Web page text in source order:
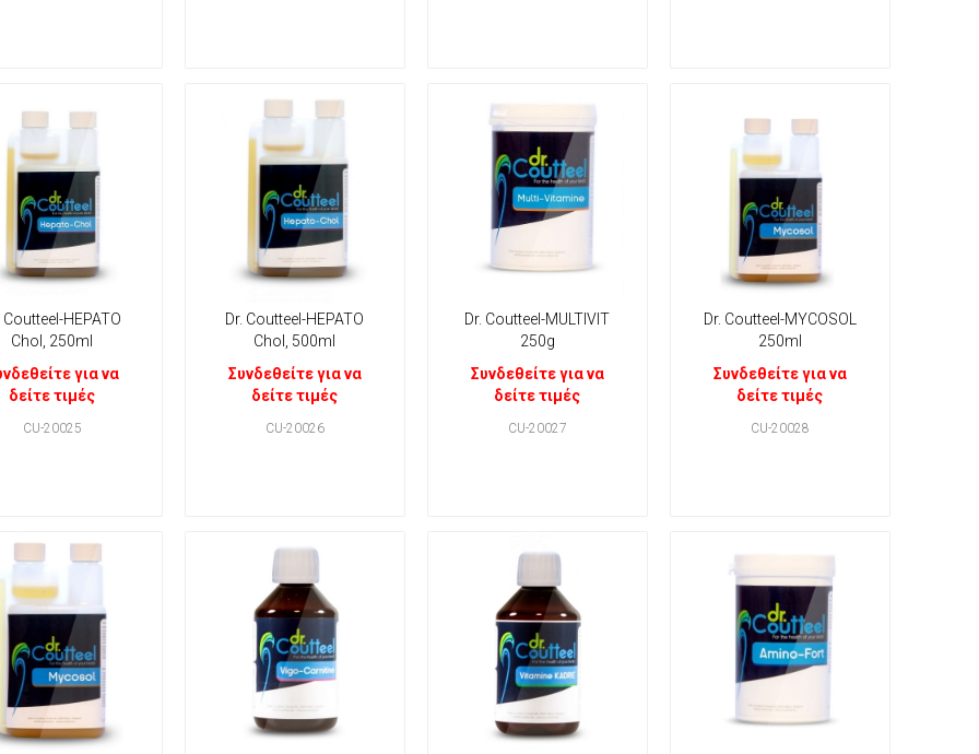
Coutteel-HEPATO
Chol, 250ml
για να
δείτε τιμές
CU-20025
Dr. Coutteel-HEPATO
Chol, 500ml
Συνδεθείτε για να
δείτε τιμές
CU-20026
Dr. Coutteel-MULTIVIT
250g
Συνδεθείτε για να
δείτε τιμές
CU-20027
Dr. Coutteel-MYCOSOL
250ml
Συνδεθείτε για να
δείτε τιμές
CU-20028